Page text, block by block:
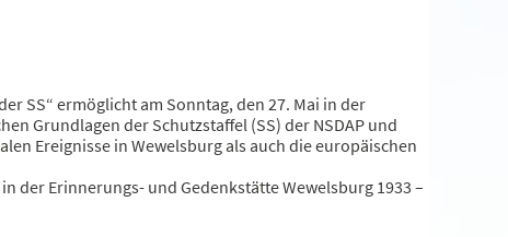
SS“ ermöglicht am Sonntag, den 27. Mai in der
Grundlagen der Schutzstaffel (SS) der NSDAP und
Ereignisse in Wewelsburg als auch die europäischen
der Erinnerungs- und Gedenkstätte Wewelsburg 1933 –